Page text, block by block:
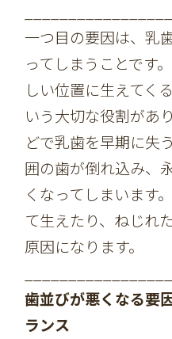
一つ目の要因は、乳
ってしまうことです
しい位置に生えてく
いう大切な役割があ
どで乳歯を早期に失
囲の歯が倒れ込み、
くなってしまいます
て生えたり、ねじれ
原因になります。
歯並びが悪くなる要
ランス